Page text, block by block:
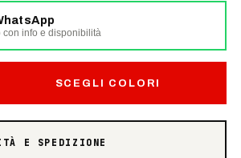
con info e disponibilità
SCEGLI COLORI
E SPEDIZIONE